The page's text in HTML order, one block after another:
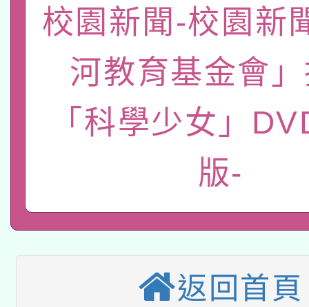
「數位內容與教學軟體
pilot」
薪期間赴陸應申請許可
轉知經濟部水利署委託
業技術研究院辦理「
用水績優單位及節水達
115年8月22日(星期六
桃園市孔廟祈福系列
開 智慧啟航」
2026年桃園地景藝術
本校115學年度第2次
招甄選結果公告(無人
招)
適應運動共學行動站研
本館辦理115年度閱讀
暨閱讀推動專業研習
科技賦能─人工智慧
校園新聞-校園新
河教育基金會
「科學少女」
版-
返回首頁